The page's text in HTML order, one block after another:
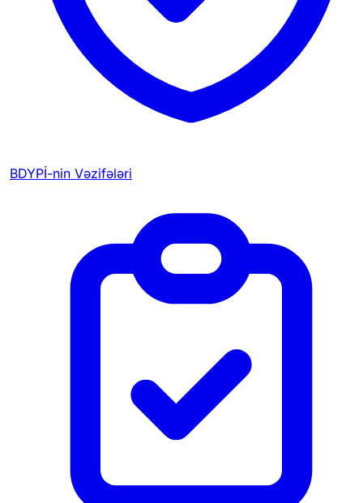
BDYPİ-nin Vəzifələri